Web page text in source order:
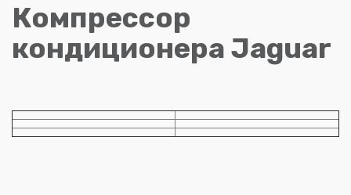
Компрессор
кондиционера Jaguar